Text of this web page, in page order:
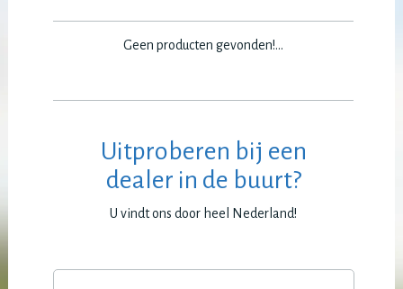
Geen producten gevonden!...
Uitproberen bij een
dealer in de buurt?
U vindt ons door heel Nederland!